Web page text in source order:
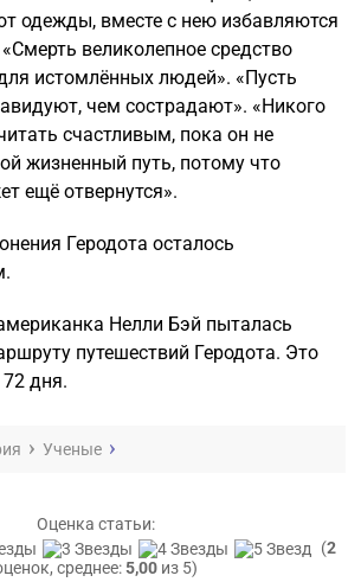
одежды, вместе с нею избавляются
великолепное средство
истомлённых людей». «Пусть
чем сострадают». «Никого
счастливым, пока он не
жизненный путь, потому что
ещё отвернутся».
Геродота осталось
Нелли Бэй пыталась
путешествий Геродота. Это
72 дня.
Ученые
Оценка статьи:
(2
среднее:5,00из 5)